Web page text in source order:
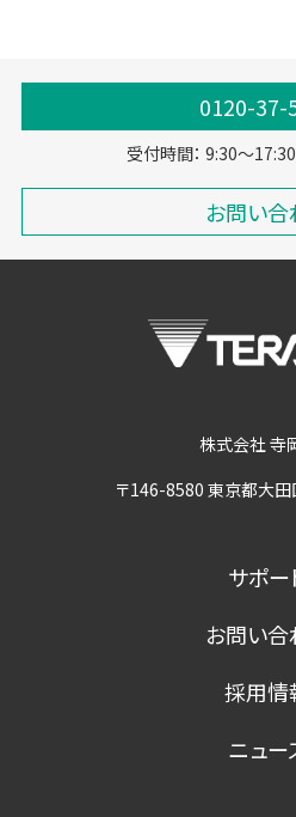
0120-37-
受付時間： 9:30～17:30
お問い合
株式会社 寺
〒146-8580 東京都大
サポー
お問い合
採用情
ニュー